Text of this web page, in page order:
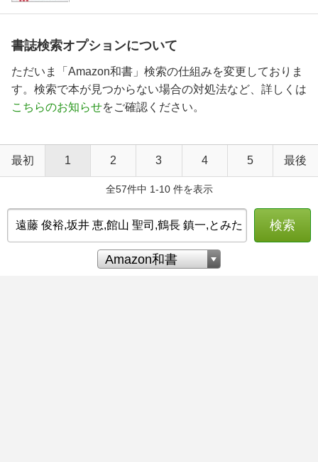
書誌検索オプションについて
ただいま「Amazon和書」検索の仕組みを変更しておりま
す。検索で本が見つからない場合の対処法など、詳しくは
こちらのお知らせをご確認ください。
最初 1 2 3 4 5 最後
全57件中 1-10 件を表示
検索